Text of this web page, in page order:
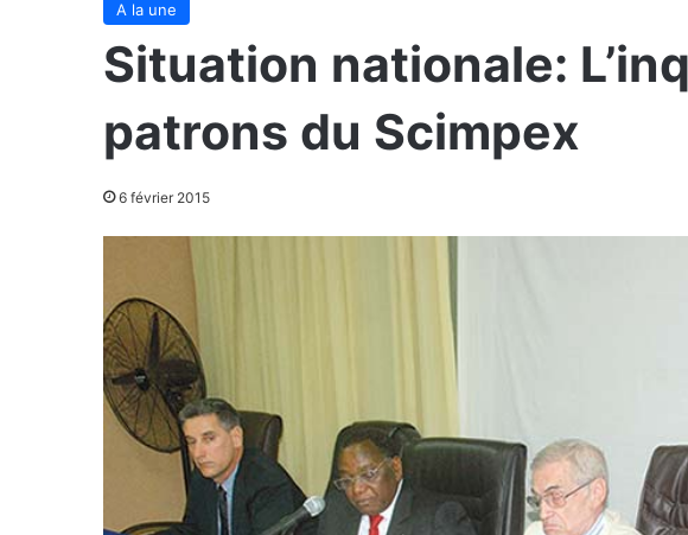
A la une
Situation nationale:
patrons du Scimpex
6 février 2015